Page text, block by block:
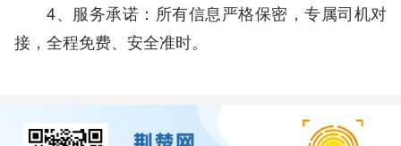
4、服务承诺：所有信息严格保密，专属司机对
接，全程免费、安全准时。